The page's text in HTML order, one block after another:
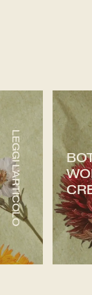
LEGGI L'ARTICOLO